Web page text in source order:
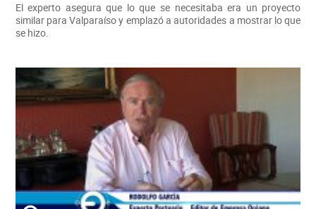
El experto asegura que lo que se necesitaba era un proyecto
similar para Valparaíso y emplazó a autoridades a mostrar lo que
se hizo.